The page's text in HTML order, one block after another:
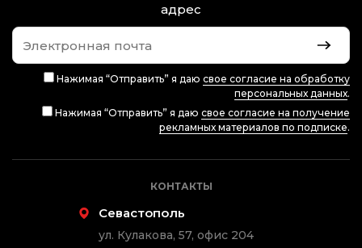
адрес
Нажимая “Отправить” я даю свое согласие на обработку
персональных данных.
Нажимая “Отправить” я даю свое согласие на получение
рекламных материалов по подписке.
КОНТАКТЫ
Севастополь
ул. Кулакова, 57, офис 204